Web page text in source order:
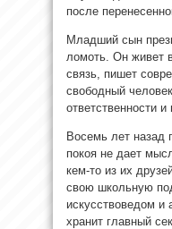
после
Младший сын
ломоть. Он живет
связь, пишет
свободный
ответственности
Восемь лет назад
покоя не дает
кем-то из их
свою школьную
искусствоведом и
хранит главный